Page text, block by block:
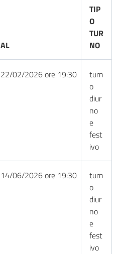
AL
TIP
O
TUR
NO
22/02/2026 ore 19:30
turn
o
diur
no
e
fest
ivo
14/06/2026 ore 19:30
turn
o
diur
no
e
fest
ivo